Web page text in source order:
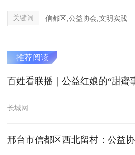
关键词 信都区,公益协会,文明实践
推荐阅读
百姓看联播｜公益红娘的“甜蜜
长城网
邢台市信都区西北留村：公益